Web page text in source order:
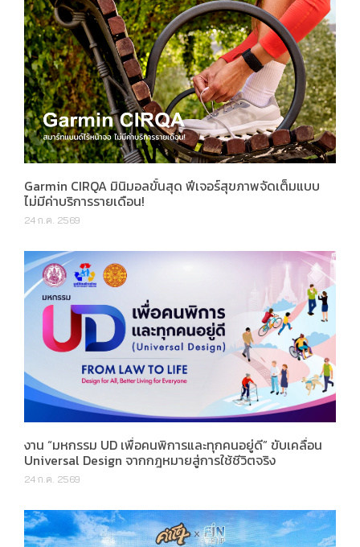
Garmin CIRQA มินิมอลขั้นสุด ฟีเจอร์สุขภาพจัดเต็มแบบ
ไม่มีค่าบริการรายเดือน!
24 ก.ค. 2569
งาน “มหกรรม UD เพื่อคนพิการและทุกคนอยู่ดี” ขับเคลื่อน
Universal Design จากกฎหมายสู่การใช้ชีวิตจริง
24 ก.ค. 2569